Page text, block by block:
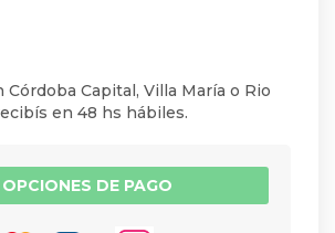
OPCIONES DE PAGO
Córdoba Capital, Villa María o Rio
en 48 hs hábiles.